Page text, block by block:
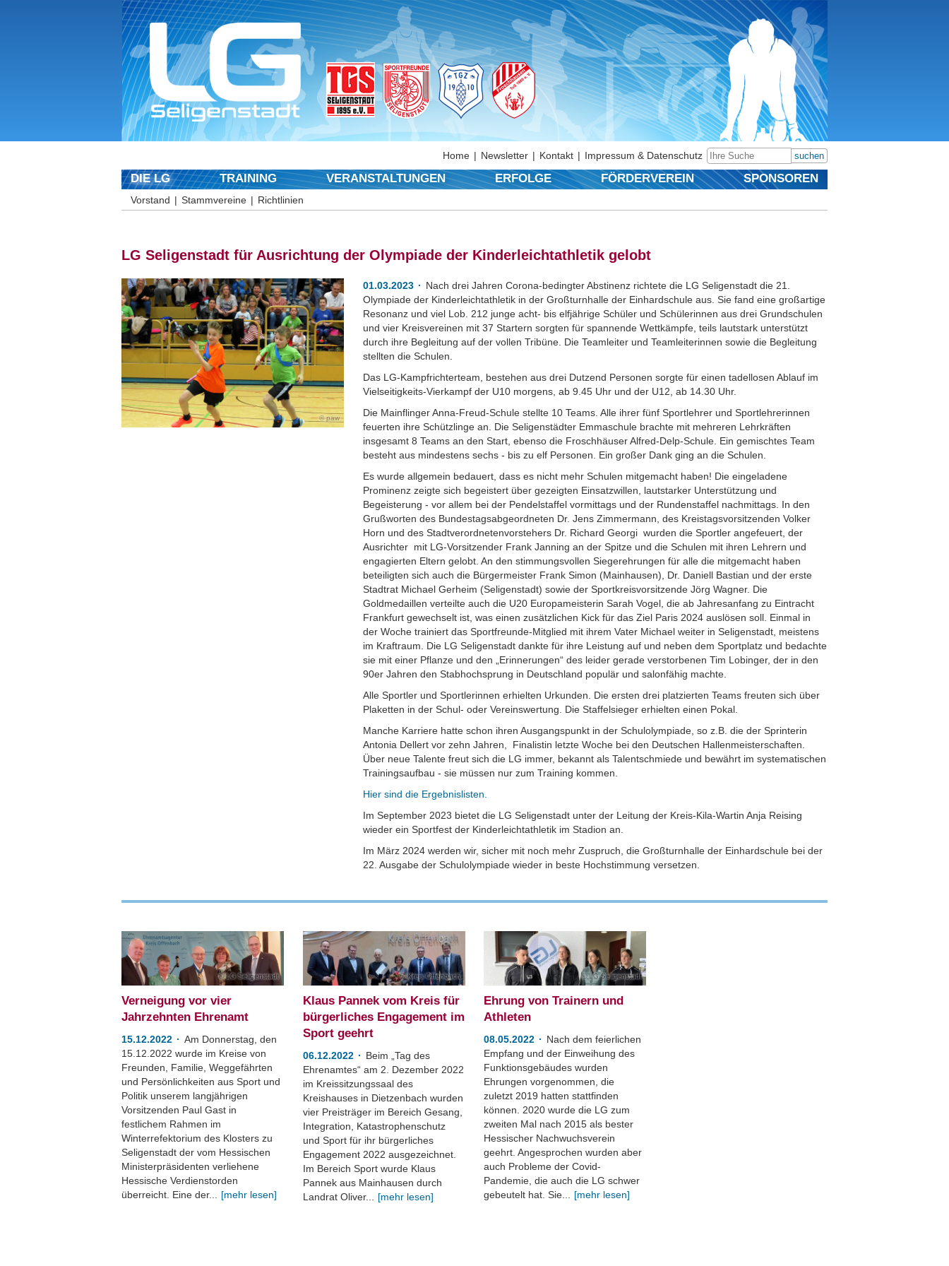
suchen
Home Newsletter Kontakt Impressum & Datenschutz
DIE LG TRAINING VERANSTALTUNGEN ERFOLGE FÖRDERVEREIN SPONSOREN
Vorstand Stammvereine Richtlinien
LG Seligenstadt für Ausrichtung der Olympiade der Kinderleichtathletik gelobt
paw
01.03.2023
Nach drei Jahren Corona-bedingter Abstinenz richtete die LG Seligenstadt die 21.
Olympiade der Kinderleichtathletik in der Großturnhalle der Einhardschule aus. Sie fand eine großartige
Resonanz und viel Lob. 212 junge acht- bis elfjährige Schüler und Schülerinnen aus drei Grundschulen
und vier Kreisvereinen mit 37 Startern sorgten für spannende Wettkämpfe, teils lautstark unterstützt
durch ihre Begleitung auf der vollen Tribüne. Die Teamleiter und Teamleiterinnen sowie die Begleitung
stellten die Schulen.
Das LG-Kampfrichterteam, bestehen aus drei Dutzend Personen sorgte für einen tadellosen Ablauf im
Vielseitigkeits-Vierkampf der U10 morgens, ab 9.45 Uhr und der U12, ab 14.30 Uhr.
Die Mainflinger Anna-Freud-Schule stellte 10 Teams. Alle ihrer fünf Sportlehrer und Sportlehrerinnen
feuerten ihre Schützlinge an. Die Seligenstädter Emmaschule brachte mit mehreren Lehrkräften
insgesamt 8 Teams an den Start, ebenso die Froschhäuser Alfred-Delp-Schule. Ein gemischtes Team
besteht aus mindestens sechs - bis zu elf Personen. Ein großer Dank ging an die Schulen.
Es wurde allgemein bedauert, dass es nicht mehr Schulen mitgemacht haben! Die eingeladene
Prominenz zeigte sich begeistert über gezeigten Einsatzwillen, lautstarker Unterstützung und
Begeisterung - vor allem bei der Pendelstaffel vormittags und der Rundenstaffel nachmittags. In den
Grußworten des Bundestagsabgeordneten Dr. Jens Zimmermann, des Kreistagsvorsitzenden Volker
Horn und des Stadtverordnetenvorstehers Dr. Richard Georgi wurden die Sportler angefeuert, der
Ausrichter mit LG-Vorsitzender Frank Janning an der Spitze und die Schulen mit ihren Lehrern und
engagierten Eltern gelobt. An den stimmungsvollen Siegerehrungen für alle die mitgemacht haben
beteiligten sich auch die Bürgermeister Frank Simon (Mainhausen), Dr. Daniell Bastian und der erste
Stadtrat Michael Gerheim (Seligenstadt) sowie der Sportkreisvorsitzende Jörg Wagner. Die
Goldmedaillen verteilte auch die U20 Europameisterin Sarah Vogel, die ab Jahresanfang zu Eintracht
Frankfurt gewechselt ist, was einen zusätzlichen Kick für das Ziel Paris 2024 auslösen soll. Einmal in
der Woche trainiert das Sportfreunde-Mitglied mit ihrem Vater Michael weiter in Seligenstadt, meistens
im Kraftraum. Die LG Seligenstadt dankte für ihre Leistung auf und neben dem Sportplatz und bedachte
sie mit einer Pflanze und den „Erinnerungen“ des leider gerade verstorbenen Tim Lobinger, der in den
90er Jahren den Stabhochsprung in Deutschland populär und salonfähig machte.
Alle Sportler und Sportlerinnen erhielten Urkunden. Die ersten drei platzierten Teams freuten sich über
Plaketten in der Schul- oder Vereinswertung. Die Staffelsieger erhielten einen Pokal.
Manche Karriere hatte schon ihren Ausgangspunkt in der Schulolympiade, so z.B. die der Sprinterin
Antonia Dellert vor zehn Jahren, Finalistin letzte Woche bei den Deutschen Hallenmeisterschaften.
Über neue Talente freut sich die LG immer, bekannt als Talentschmiede und bewährt im systematischen
Trainingsaufbau - sie müssen nur zum Training kommen.
Hier sind die Ergebnislisten.
Im September 2023 bietet die LG Seligenstadt unter der Leitung der Kreis-Kila-Wartin Anja Reising
wieder ein Sportfest der Kinderleichtathletik im Stadion an.
Im März 2024 werden wir, sicher mit noch mehr Zuspruch, die Großturnhalle der Einhardschule bei der
22. Ausgabe der Schulolympiade wieder in beste Hochstimmung versetzen.
LG Seligenstadt
Verneigung vor vier
Jahrzehnten Ehrenamt
15.12.2022
Am Donnerstag, den
15.12.2022 wurde im Kreise von
Freunden, Familie, Weggefährten
und Persönlichkeiten aus Sport und
Politik unserem langjährigen
Vorsitzenden Paul Gast in
festlichem Rahmen im
Winterrefektorium des Klosters zu
Seligenstadt der vom Hessischen
Ministerpräsidenten verliehene
Hessische Verdienstorden
überreicht. Eine der...
[mehr lesen]
Kreis Offenbach
Klaus Pannek vom Kreis für
bürgerliches Engagement im
Sport geehrt
06.12.2022
Beim „Tag des
Ehrenamtes“ am 2. Dezember 2022
im Kreissitzungssaal des
Kreishauses in Dietzenbach wurden
vier Preisträger im Bereich Gesang,
Integration, Katastrophenschutz
und Sport für ihr bürgerliches
Engagement 2022 ausgezeichnet.
Im Bereich Sport wurde Klaus
Pannek aus Mainhausen durch
Landrat Oliver...
[mehr lesen]
LG Seligenstadt
Ehrung von Trainern und
Athleten
08.05.2022
Nach dem feierlichen
Empfang und der Einweihung des
Funktionsgebäudes wurden
Ehrungen vorgenommen, die
zuletzt 2019 hatten stattfinden
können. 2020 wurde die LG zum
zweiten Mal nach 2015 als bester
Hessischer Nachwuchsverein
geehrt. Angesprochen wurden aber
auch Probleme der Covid-
Pandemie, die auch die LG schwer
gebeutelt hat. Sie...
[mehr lesen]